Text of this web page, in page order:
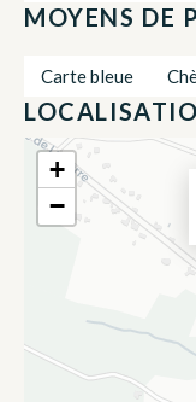
MOYENS DE
Carte bleue
+
−